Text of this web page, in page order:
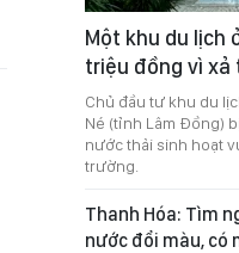
Một khu du lịch
triệu đồng vì xả
Chủ đầu tư khu du
Né (tỉnh Lâm Đồng)
nước thải sinh hoạt
trường.
Thanh Hóa: Tìm
nước đổi màu, có